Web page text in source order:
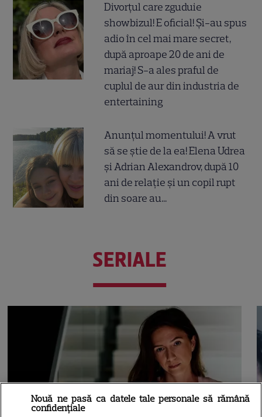
Divorțul care zguduie
showbizul! E oficial! Și-au spus
adio în cel mai mare secret,
după aproape 20 de ani de
mariaj! S-a ales praful de
cuplul de aur din industria de
entertaining
Anunțul momentului! A vrut
să se știe de la ea! Elena Udrea
și Adrian Alexandrov, după 10
ani de relație și un copil rupt
din soare au...
SERIALE
Nouă ne pasă ca datele tale personale să rămână
confidențiale